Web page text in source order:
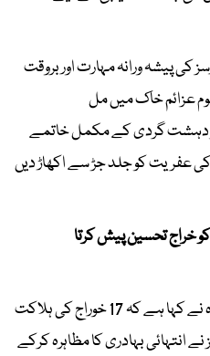
کی پیشہ ورانہ مہارت اور بروقت
عزائم خاک میں مل
دہشت گردی کے مکمل خاتمے
عفریت کو جلد جڑ سے اکھاڑ دیں
خراج تحسین پیش کرتا
وزیراعلیٰ سندھ سید مراد علی شاہ نے کہا ہے کہ 17 خوراج کی ہلاکت
انتہائی بہادری کا مظاہرہ کرکے